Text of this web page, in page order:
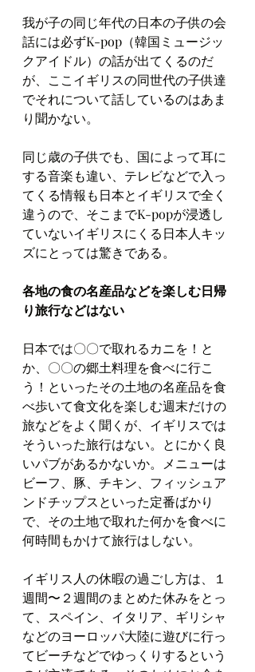
我が子の同じ年代の日本の子供の会
話には必ずK-pop（韓国ミュージッ
クアイドル）の話が出てくるのだ
が、ここイギリスの同世代の子供達
でそれについて話しているのはあま
り聞かない。
同じ歳の子供でも、国によって耳に
する音楽も違い、テレビなどで入っ
てくる情報も日本とイギリスで全く
違うので、そこまでK-popが浸透し
ていないイギリスにくる日本人キッ
ズにとっては驚きである。
各地の食の名産品などを楽しむ日帰
り旅行などはない
日本では〇〇で取れるカニを！と
か、〇〇の郷土料理を食べに行こ
う！といったその土地の名産品を食
べ歩いて食文化を楽しむ週末だけの
旅などをよく聞くが、イギリスでは
そういった旅行はない。とにかく良
いパブがあるかないか。メニューは
ビーフ、豚、チキン、フィッシュア
ンドチップスといった定番ばかり
で、その土地で取れた何かを食べに
何時間もかけて旅行はしない。
イギリス人の休暇の過ごし方は、１
週間〜２週間のまとめた休みをとっ
て、スペイン、イタリア、ギリシャ
などのヨーロッパ大陸に遊びに行っ
てビーチなどでゆっくりするという